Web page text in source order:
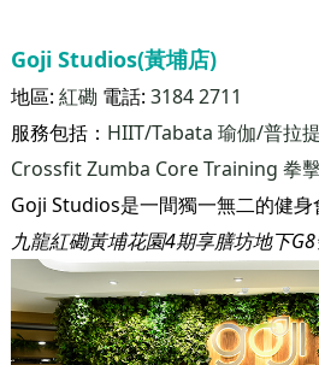
Goji Studios(黃埔店)
地區: 紅磡 電話: 3184 2711
服務包括： HIIT/Tabata 瑜伽/普拉提
CrossfitZumba Core Training 拳
九龍紅磡黃埔花園4期享膳坊地下